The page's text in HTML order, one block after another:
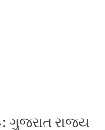
ગુજરાત રાજ્ય